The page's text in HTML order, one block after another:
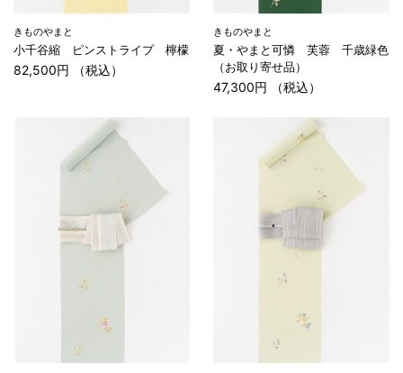
きものやまと
小千谷縮 ピンストライプ 檸檬
82,500円 （税込）
きものやまと
夏・やまと可憐 芙蓉 千歳緑色
（お取り寄せ品）
47,300円 （税込）